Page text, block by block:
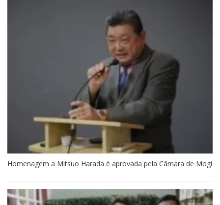
Homenagem a Mitsuo Harada é aprovada pela Câmara de Mogi